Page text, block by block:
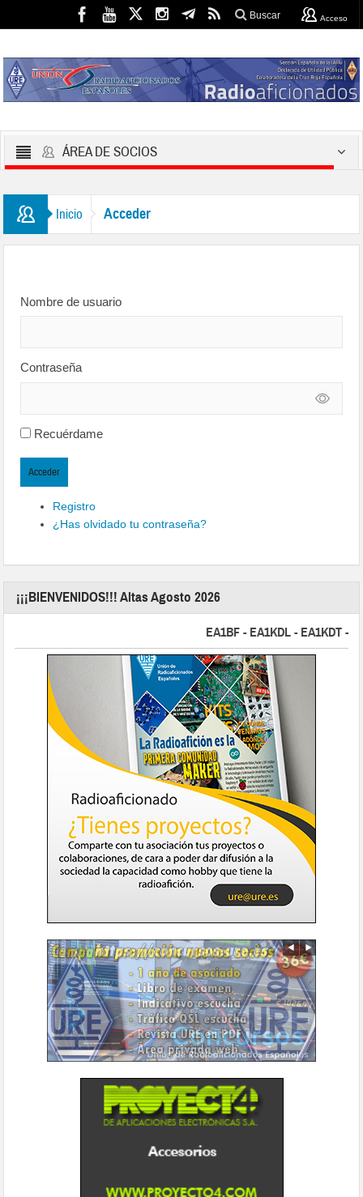
Buscar Acceso
ÁREA DE SOCIOS
Inicio Acceder
Nombre de usuario
Contraseña
Recuérdame
Acceder
Registro
¿Has olvidado tu contraseña?
¡¡¡BIENVENIDOS!!! Altas Agosto 2026
EA1BF - EA1KDL - EA1KDT -